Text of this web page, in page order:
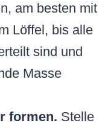
am besten mit
Löffel, bis alle
sind und
Masse
formen. Stelle